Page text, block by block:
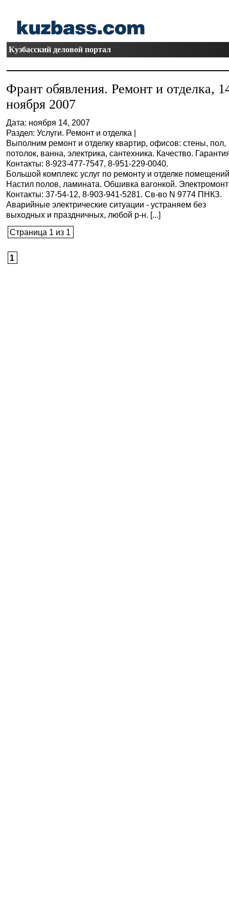
Кузбасский деловой портал
Франт обявления. Ремонт и отделка,
ноября 2007
Дата: ноября 14, 2007
Раздел: Услуги. Ремонт и отделка |
Выполним ремонт и отделку квартир, офисов: стены, пол,
потолок, ванна, электрика, сантехника. Качество.
Контакты: 8-923-477-7547, 8-951-229-0040.
Большой комплекс услуг по ремонту и отделке
Настил полов, ламината. Обшивка вагонкой.
Контакты: 37-54-12, 8-903-941-5281. Св-во N 9774 ПНКЗ.
Аварийные электрические ситуации - устраняем без
выходных и праздничных, любой р-н. [...]
Страница 1 из 1
1